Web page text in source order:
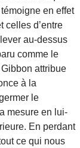
en effet
celles d’entre
au-dessus
comme le
attribue
à la
le
mesure en lui-
En perdant
ce qui nous